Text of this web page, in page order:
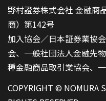
野村證券株式会社 金融商
商）第142号
加入協会／日本証券業協
会、一般社団法人金融先
種金融商品取引業協会、
COPYRIGHT © NOMURA